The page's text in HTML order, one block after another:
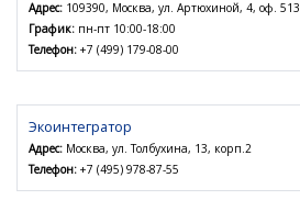
Адрес: 109390, Москва, ул. Артюхиной, 4, оф. 513
График: пн-пт 10:00-18:00
Телефон: +7 (499) 179-08-00
Экоинтегратор
Адрес: Москва, ул. Толбухина, 13, корп.2
Телефон: +7 (495) 978-87-55